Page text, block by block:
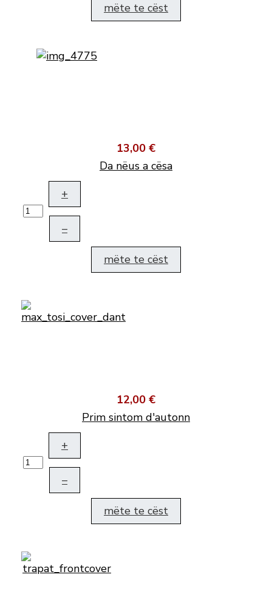
mëte te cëst
13,00 €
Da nëus a cësa
+
–
mëte te cëst
12,00 €
Prim sintom d'autonn
+
–
mëte te cëst